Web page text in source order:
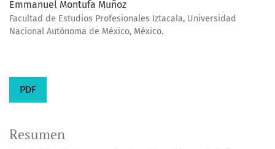
Emmanuel Montufa Muñoz
Facultad de Estudios Profesionales Iztacala, Universidad
Nacional Autónoma de México, México.
PDF
Resumen